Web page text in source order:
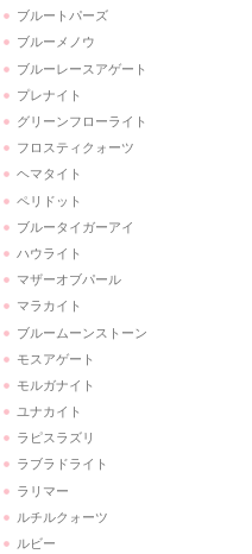
ブルートパーズ
ブルーメノウ
ブルーレースアゲート
プレナイト
グリーンフローライト
フロスティクォーツ
ヘマタイト
ペリドット
ブルータイガーアイ
ハウライト
マザーオブパール
マラカイト
ブルームーンストーン
モスアゲート
モルガナイト
ユナカイト
ラピスラズリ
ラブラドライト
ラリマー
ルチルクォーツ
ルビー